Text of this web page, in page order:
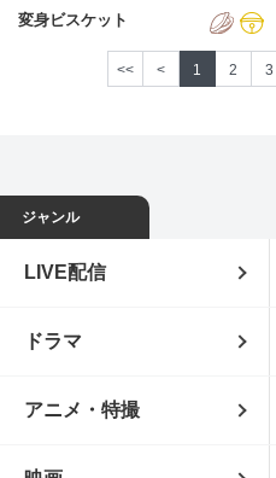
変身ビスケット
<< < 1 2 3
ジャンル
LIVE配信
ドラマ
アニメ・特撮